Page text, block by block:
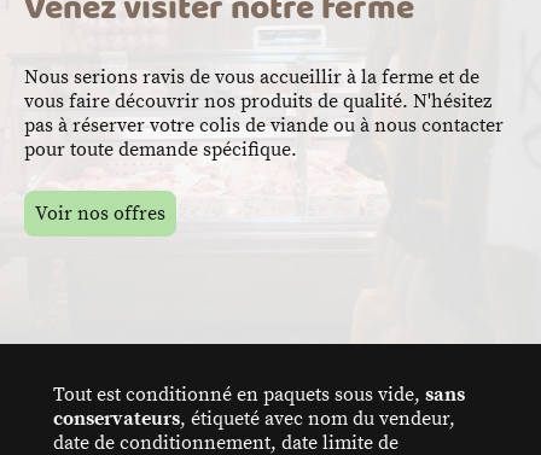
Nous serions ravis de vous accueillir à la ferme et de
vous faire découvrir nos produits de qualité. N'hésitez
pas à réserver votre colis de viande ou à nous contacter
pour toute demande spécifique.
Voir nos offres
Tout est conditionné en paquets sous vide, sans
conservateurs, étiqueté avec nom du vendeur,
date de conditionnement, date limite de